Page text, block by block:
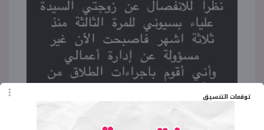
توقعات التنسيق